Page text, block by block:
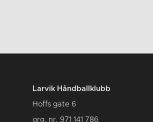
Larvik Håndballklubb
Hoffs gate 6
org. nr. 971 141 786